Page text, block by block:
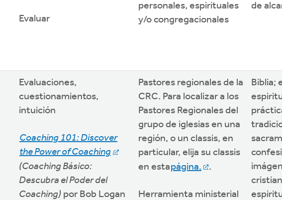
Evaluar
personales, espirituales
y/o congregacionales
de
Evaluaciones,
cuestionamientos,
intuición
Coaching 101: Discover
the Power of Coaching
(Coaching Básico:
Descubra el Poder del
Coaching) por Bob Logan
Pastores regionales de la
CRC. Para localizar a los
Pastores Regionales del
grupo de iglesias en una
región, o un classis, en
particular, elija su classis
en estapágina. .
Herramienta ministerial
Biblia;